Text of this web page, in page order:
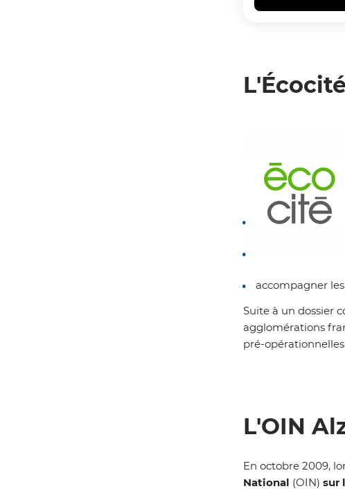
Zoom
accompagner
Suite à un dossier
agglomérations
pré-
L'OIN
En octobre 2009,
National (OIN) sur